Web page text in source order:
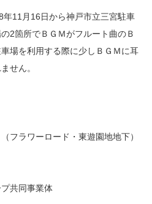
11月16日から神戸市立三宮駐車
2箇所でＢＧＭがフルート曲のＢ
場を利用する際に少しＢＧＭに耳
せん。
フラワーロード・東遊園地地下）
共同事業体